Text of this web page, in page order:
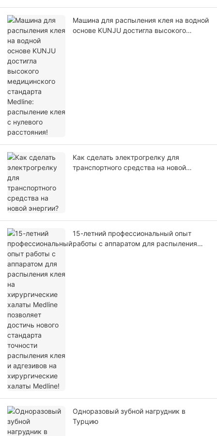
Машина для распыления клея на водной
основе KUNJU достигла высокого
Как сделать электрогрелку для
транспортного средства на новой
15-летний профессиональный опыт
работы с аппаратом для распыления
Одноразовый зубной нагрудник в
Турцию